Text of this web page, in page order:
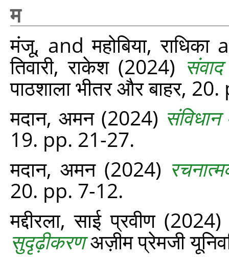
म
मंजू, andमहोबिया, राधिका
तिवारी, राकेश(2024)
पाठशाला भीतर और बाहर,
मदान, अमन(2024)
19. pp. 21-27.
मदान, अमन(2024)
20. pp. 7-12.
मद्दीरला, साई प्रवीण
सुदृढ़ीकरणअज़ीम प्रेमजी